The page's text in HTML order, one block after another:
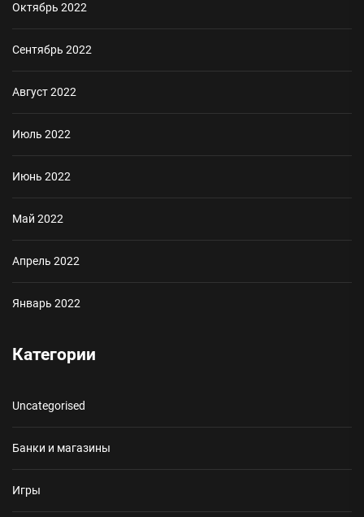
Октябрь 2022
Сентябрь 2022
Август 2022
Июль 2022
Июнь 2022
Май 2022
Апрель 2022
Январь 2022
Категории
Uncategorised
Банки и магазины
Игры